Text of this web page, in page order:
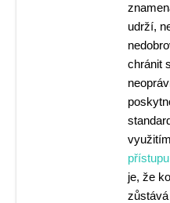
udrží,
chránit
je, že